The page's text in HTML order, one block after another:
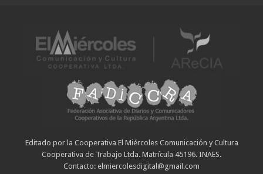
Editado por la Cooperativa El Miércoles Comunicación y Cultura
Cooperativa de Trabajo Ltda. Matrícula 45196. INAES.
Contacto: elmiercolesdigital@gmail.com